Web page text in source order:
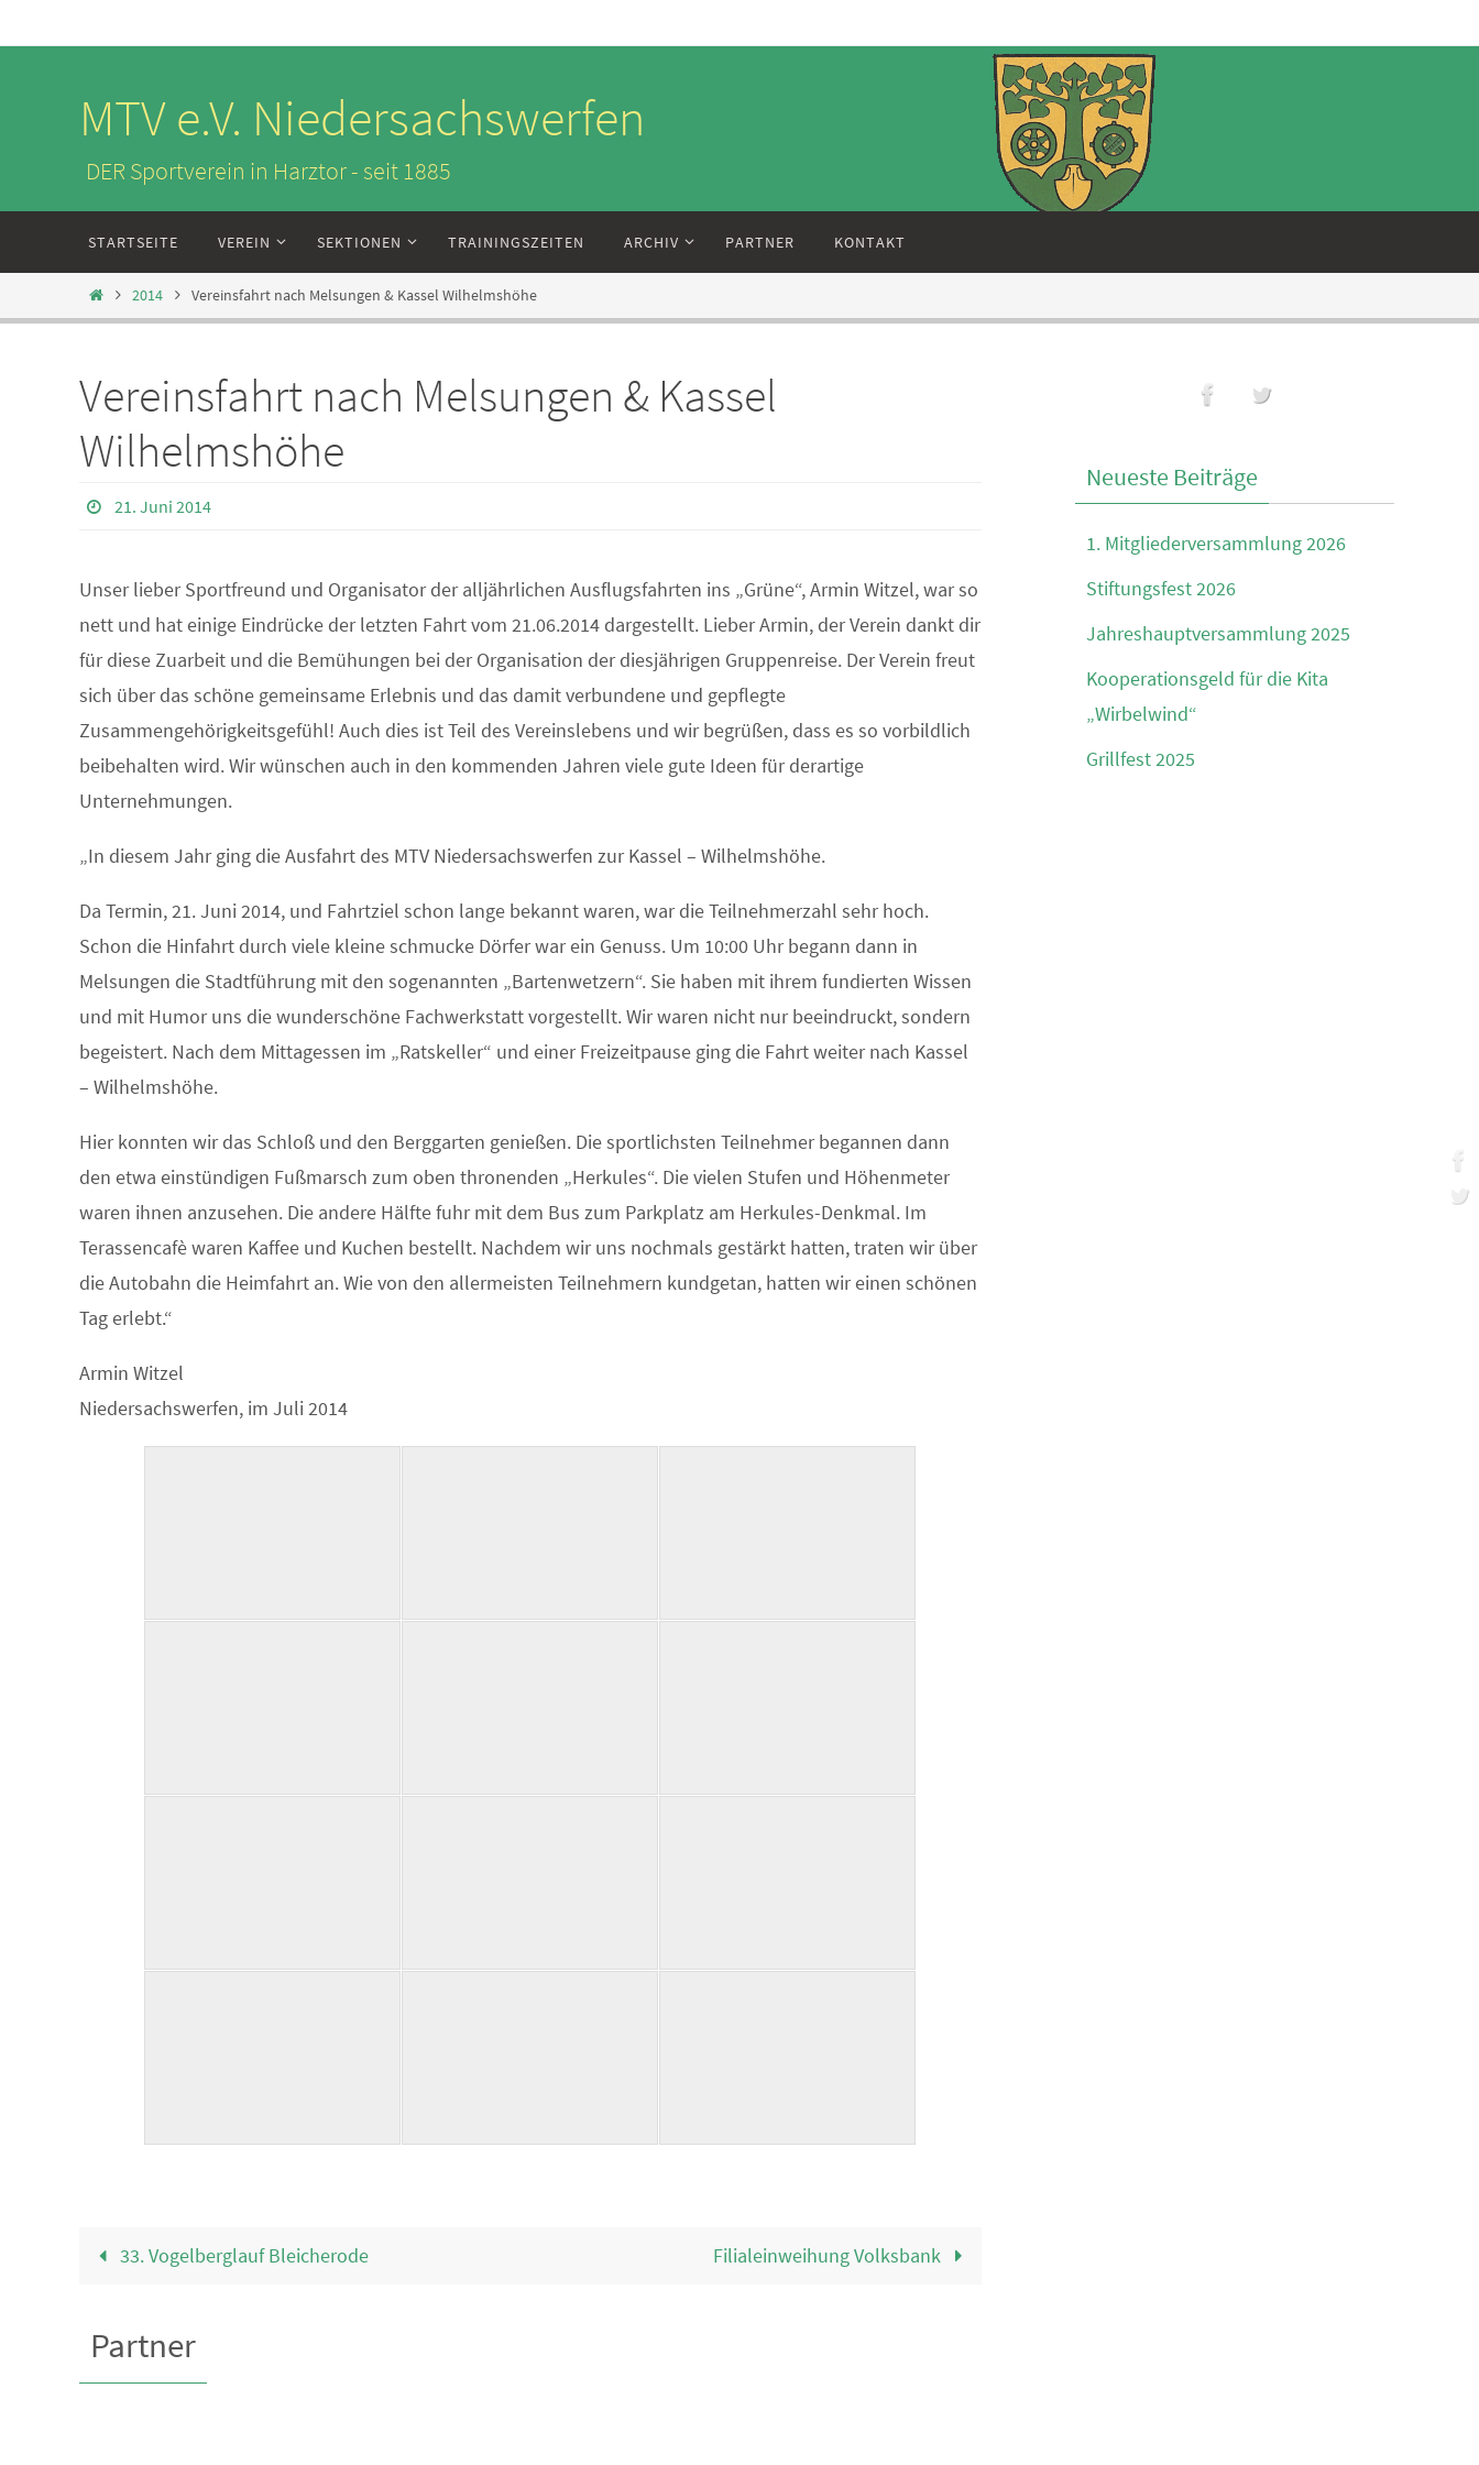
Inhalt
MTV e.V. Niedersachswerfen
DER Sportverein in Harztor - seit 1885
springen
STARTSEITE VEREIN SEKTIONEN TRAININGSZEITEN ARCHIV PARTNER KONTAKT
Start2014 Vereinsfahrt nach Melsungen & Kassel Wilhelmshöhe
Vereinsfahrt nach Melsungen & Kassel
Wilhelmshöhe
21. Juni 2014
Unser lieber Sportfreund und Organisator der alljährlichen Ausflugsfahrten ins „Grüne“, Armin Witzel, war so
nett und hat einige Eindrücke der letzten Fahrt vom 21.06.2014 dargestellt. Lieber Armin, der Verein dankt dir
für diese Zuarbeit und die Bemühungen bei der Organisation der diesjährigen Gruppenreise. Der Verein freut
sich über das schöne gemeinsame Erlebnis und das damit verbundene und gepflegte
Zusammengehörigkeitsgefühl! Auch dies ist Teil des Vereinslebens und wir begrüßen, dass es so vorbildlich
beibehalten wird. Wir wünschen auch in den kommenden Jahren viele gute Ideen für derartige
Unternehmungen.
„In diesem Jahr ging die Ausfahrt des MTV Niedersachswerfen zur Kassel – Wilhelmshöhe.
Da Termin, 21. Juni 2014, und Fahrtziel schon lange bekannt waren, war die Teilnehmerzahl sehr hoch.
Schon die Hinfahrt durch viele kleine schmucke Dörfer war ein Genuss. Um 10:00 Uhr begann dann in
Melsungen die Stadtführung mit den sogenannten „Bartenwetzern“. Sie haben mit ihrem fundierten Wissen
und mit Humor uns die wunderschöne Fachwerkstatt vorgestellt. Wir waren nicht nur beeindruckt, sondern
begeistert. Nach dem Mittagessen im „Ratskeller“ und einer Freizeitpause ging die Fahrt weiter nach Kassel
– Wilhelmshöhe.
Hier konnten wir das Schloß und den Berggarten genießen. Die sportlichsten Teilnehmer begannen dann
den etwa einstündigen Fußmarsch zum oben thronenden „Herkules“. Die vielen Stufen und Höhenmeter
waren ihnen anzusehen. Die andere Hälfte fuhr mit dem Bus zum Parkplatz am Herkules-Denkmal. Im
Terassencafè waren Kaffee und Kuchen bestellt. Nachdem wir uns nochmals gestärkt hatten, traten wir über
die Autobahn die Heimfahrt an. Wie von den allermeisten Teilnehmern kundgetan, hatten wir einen schönen
Tag erlebt.“
Armin Witzel
Niedersachswerfen, im Juli 2014
33. Vogelberglauf Bleicherode Filialeinweihung Volksbank
Partner
Neueste Beiträge
1. Mitgliederversammlung 2026
Stiftungsfest 2026
Jahreshauptversammlung 2025
Kooperationsgeld für die Kita
„Wirbelwind“
Grillfest 2025